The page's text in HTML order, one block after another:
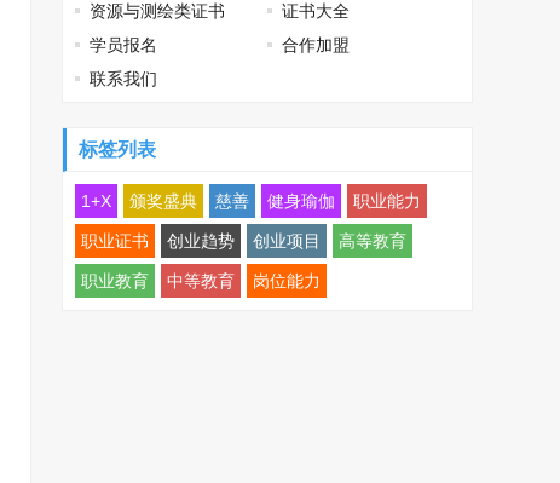
资源与测绘类证书
证书大全
学员报名
合作加盟
联系我们
标签列表
1+X 颁奖盛典 慈善 健身瑜伽 职业能力
职业证书 创业趋势 创业项目 高等教育
职业教育 中等教育 岗位能力